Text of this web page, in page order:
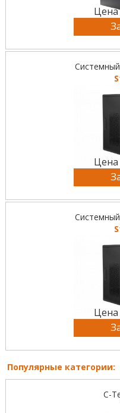
Цена
Цена
Цена
Популярные категории:
С-